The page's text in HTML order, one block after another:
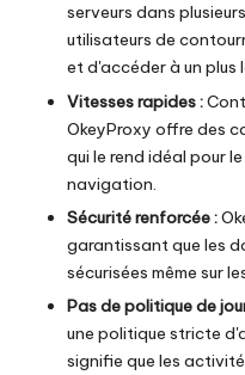
serveurs dans
utilisateurs de
et d'accéder à un plus
Vitesses rapides :
OkeyProxy offre des
qui le rend idéal pour
navigation.
Sécurité renforcée :
garantissant que les
sécurisées même sur
Pas de politique de
une politique stricte
signifie que les